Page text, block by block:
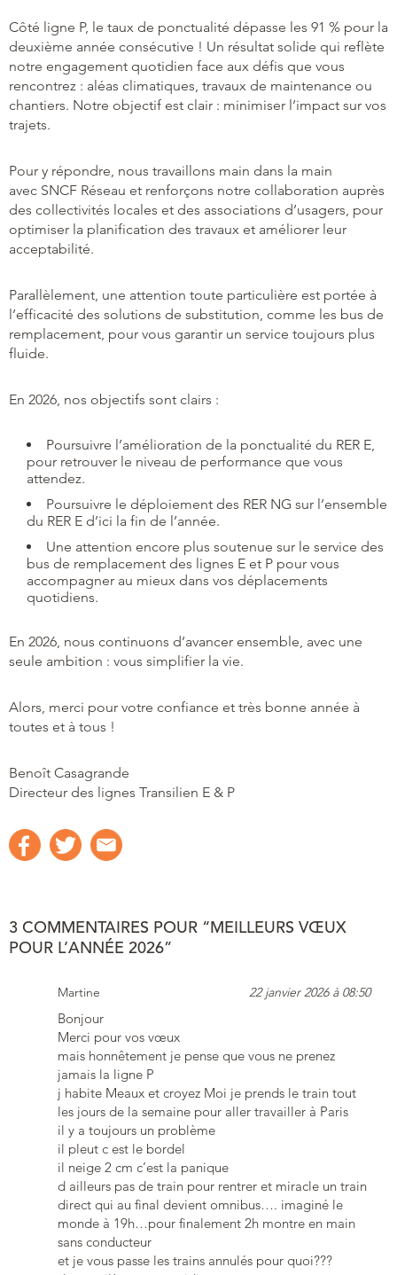
Côté ligne P, le taux de ponctualité dépasse les 91 % pour la
deuxième année consécutive ! Un résultat solide qui reflète
notre engagement quotidien face aux défis que vous
rencontrez : aléas climatiques, travaux de maintenance ou
chantiers. Notre objectif est clair : minimiser l’impact sur vos
trajets.
Pour y répondre, nous travaillons main dans la main
avec SNCF Réseau et renforçons notre collaboration auprès
des collectivités locales et des associations d’usagers, pour
optimiser la planification des travaux et améliorer leur
acceptabilité.
Parallèlement, une attention toute particulière est portée à
l’efficacité des solutions de substitution, comme les bus de
remplacement, pour vous garantir un service toujours plus
fluide.
En 2026, nos objectifs sont clairs :
Poursuivre l’amélioration de la ponctualité du RER E,
pour retrouver le niveau de performance que vous
attendez.
Poursuivre le déploiement des RER NG sur l’ensemble
du RER E d’ici la fin de l’année.
Une attention encore plus soutenue sur le service des
bus de remplacement des lignes E et P pour vous
accompagner au mieux dans vos déplacements
quotidiens.
En 2026, nous continuons d’avancer ensemble, avec une
seule ambition : vous simplifier la vie.
Alors, merci pour votre confiance et très bonne année à
toutes et à tous !
Benoît Casagrande
Directeur des lignes Transilien E & P
3 COMMENTAIRES POUR “MEILLEURS VŒUX
POUR L’ANNÉE 2026”
Martine 22 janvier 2026 à 08:50
Bonjour
Merci pour vos vœux
mais honnêtement je pense que vous ne prenez
jamais la ligne P
j habite Meaux et croyez Moi je prends le train tout
les jours de la semaine pour aller travailler à Paris
il y a toujours un problème
il pleut c est le bordel
il neige 2 cm c’est la panique
d ailleurs pas de train pour rentrer et miracle un train
direct qui au final devient omnibus…. imaginé le
monde à 19h…pour finalement 2h montre en main
sans conducteur
et je vous passe les trains annulés pour quoi???